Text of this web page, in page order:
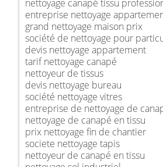
nettoyage canapé tissu
entreprise nettoyage
grand nettoyage maison prix
société de nettoyage pour
devis nettoyage appartement
tarif nettoyage canapé
nettoyeur de tissus
devis nettoyage bureau
société nettoyage vitres
entreprise de nettoyage de
nettoyage de canapé en tissu
prix nettoyage fin de chantier
societe nettoyage tapis
nettoyeur de canapé en tissu